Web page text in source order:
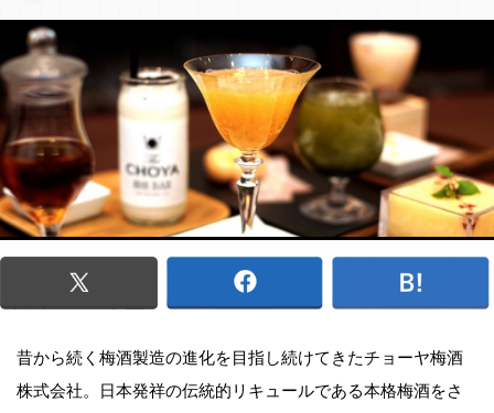
昔から続く梅酒製造の進化を目指し続けてきたチョーヤ梅酒
株式会社。日本発祥の伝統的リキュールである本格梅酒をさ